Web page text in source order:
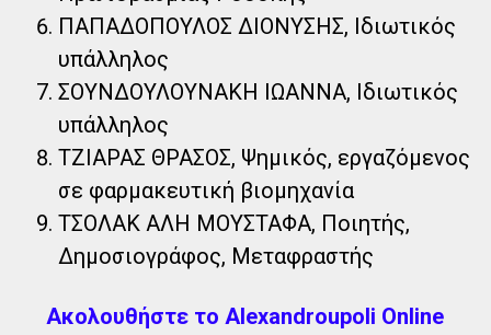
ΠΑΠΑΔΟΠΟΥΛΟΣ ΔΙΟΝΥΣΗΣ, Ιδιωτικός
υπάλληλος
ΣΟΥΝΔΟΥΛΟΥΝΑΚΗ ΙΩΑΝΝΑ, Ιδιωτικός
υπάλληλος
ΤΖΙΑΡΑΣ ΘΡΑΣΟΣ, Ψημικός, εργαζόμενος
σε φαρμακευτική βιομηχανία
ΤΣΟΛΑΚ ΑΛΗ ΜΟΥΣΤΑΦΑ, Ποιητής,
Δημοσιογράφος, Μεταφραστής
Ακολουθήστε το Alexandroupoli Online